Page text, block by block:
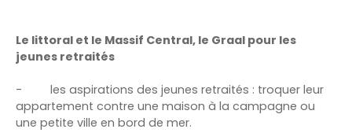
Le littoral et le Massif Central, le Graal pour les
jeunes retraités
-
les aspirations des jeunes retraités : troquer leur
appartement contre une maison à la campagne ou
une petite ville en bord de mer.